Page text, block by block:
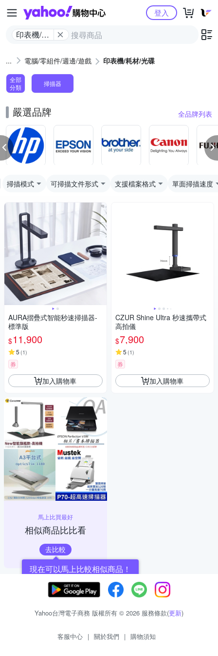
Yahoo購物中心
印表機/耗
登入
電腦/零組件/週邊/遊戲 印表機/耗材/光碟
全部
分類
掃描器
嚴選品牌 全品牌列表
掃描模式 可掃描文件形式 支援檔案格式 單面掃描速度
AURA摺疊式智能秒速掃描器-
標準版
$11,900
5 (1)
券
加入購物車
馬上比買最好
相似商品比比看
去比較
現在可以馬上比較相似商品！
CZUR Shine Ultra 秒速攜帶式
高拍儀
$7,900
5 (1)
券
加入購物車
Yahoo台灣電子商務 版權所有 © 2026 服務條款(更新)
客服中心 | 關於我們 | 購物須知